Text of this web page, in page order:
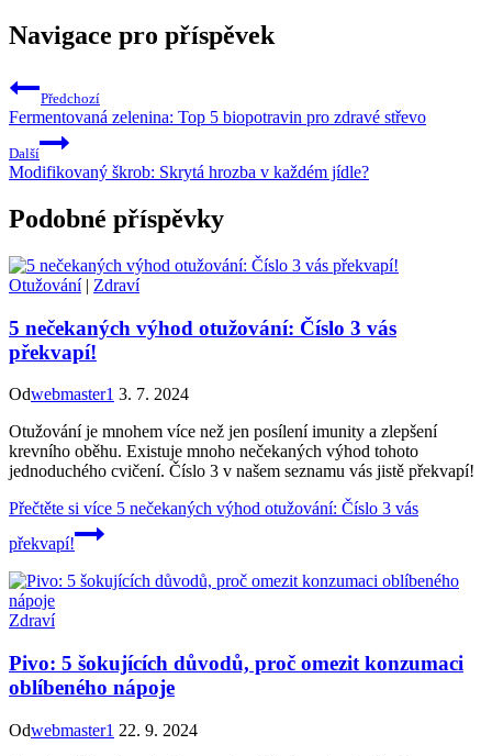
Navigace pro příspěvek
Předchozí
Fermentovaná zelenina: Top 5 biopotravin pro zdravé střevo
Další
Modifikovaný škrob: Skrytá hrozba v každém jídle?
Podobné příspěvky
Otužování| Zdraví
5 nečekaných výhod otužování: Číslo 3 vás
překvapí!
Odwebmaster1 3. 7. 2024
Otužování je mnohem více než jen posílení imunity a zlepšení
krevního oběhu. Existuje mnoho nečekaných výhod tohoto
jednoduchého cvičení. Číslo 3 v našem seznamu vás jistě překvapí!
Přečtěte si více 5 nečekaných výhod otužování: Číslo 3 vás
překvapí!
Zdraví
Pivo: 5 šokujících důvodů, proč omezit konzumaci
oblíbeného nápoje
Odwebmaster1 22. 9. 2024